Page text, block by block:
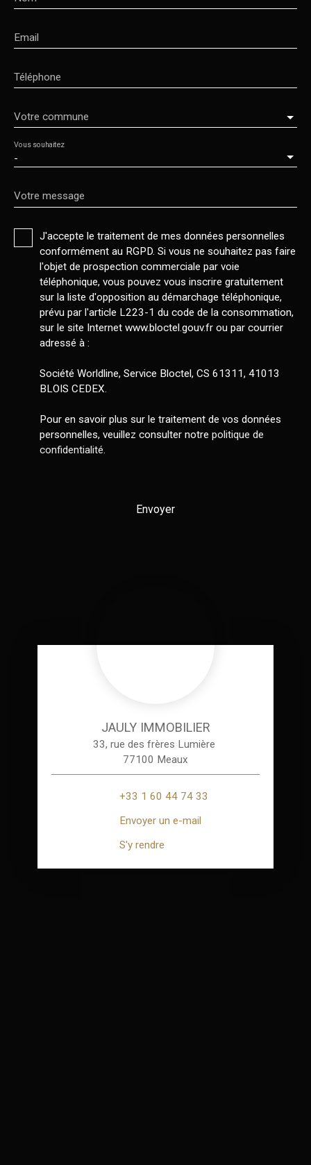
Email
Téléphone
Votre commune
-
Vous souhaitez
Votre message
J'accepte le traitement de mes données personnelles
conformément au RGPD. Si vous ne souhaitez pas faire
l'objet de prospection commerciale par voie
téléphonique, vous pouvez vous inscrire gratuitement
sur la liste d'opposition au démarchage téléphonique,
prévu par l'article L223-1 du code de la consommation,
sur le site Internet www.bloctel.gouv.fr ou par courrier
adressé à :
Société Worldline, Service Bloctel, CS 61311, 41013
BLOIS CEDEX.
Pour en savoir plus sur le traitement de vos données
personnelles, veuillez consulter notre politique de
confidentialité.
Envoyer
JAULY IMMOBILIER
33, rue des frères Lumière
77100 Meaux
+33 1 60 44 74 33
Envoyer un e-mail
S'y rendre